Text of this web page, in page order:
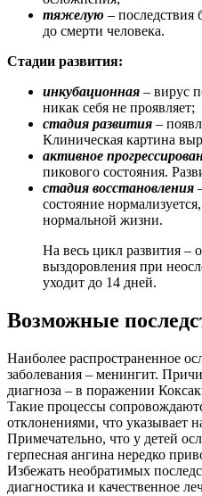
тяжелую – последствия
до смерти человека.
Стадии развития:
инкубационная – вирус
никак себя не проявляет;
стадия развития –
Клиническая картина
активное
пикового состояния.
стадия восстановления
состояние
нормальной жизни.
На весь цикл развития –
выздоровления при
уходит до 14 дней.
Возможные
Наиболее распространенное
заболевания – менингит.
диагноза – в поражении
Такие процессы
отклонениями, что указывает
Примечательно, что у детей
герпесная ангина нередко
Избежать необратимых
диагностика и качественное